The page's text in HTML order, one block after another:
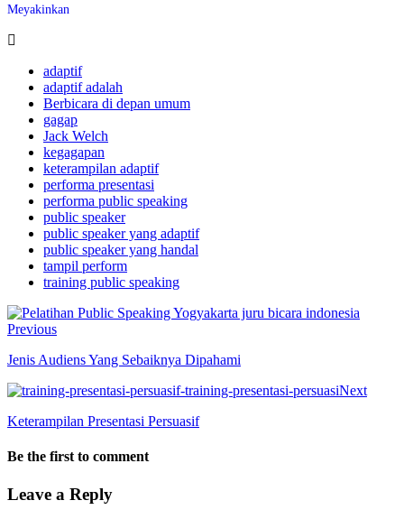
Meyakinkan
adaptif
adaptif adalah
Berbicara di depan umum
gagap
Jack Welch
kegagapan
keterampilan adaptif
performa presentasi
performa public speaking
public speaker
public speaker yang adaptif
public speaker yang handal
tampil perform
training public speaking
Previous
Jenis Audiens Yang Sebaiknya Dipahami
Next
Keterampilan Presentasi Persuasif
Be the first to comment
Leave a Reply